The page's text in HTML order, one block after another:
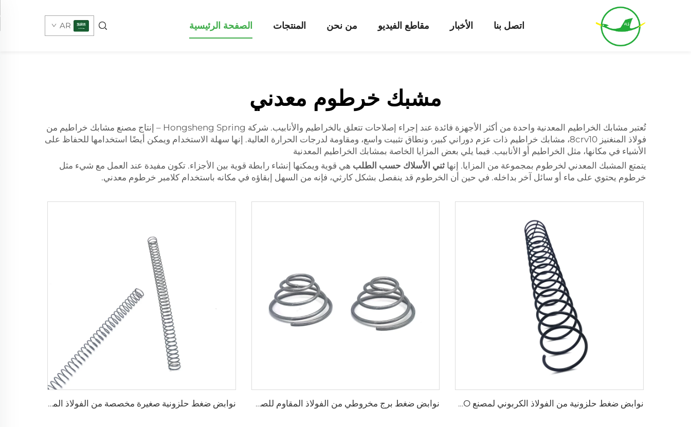
الصفحة الرئيسية المنتجات من نحن مقاطع الفيديو الأخبار اتصل بنا AR
مشبك خرطوم معدني
تُعتبر مشابك الخراطيم المعدنية واحدة من أكثر الأجهزة فائدة عند إجراء إصلاحات تتعلق بالخراطيم والأنابيب. شركة Hongsheng Spring – إنتاج مصنع مشابك خراطيم من
فولاذ المنغنيز 8crv10، مشابك خراطيم ذات عزم دوراني كبير، ونطاق تثبيت واسع، ومقاومة لدرجات الحرارة العالية. إنها سهلة الاستخدام ويمكن أيضًا استخدامها للحفاظ على
الأشياء في مكانها، مثل الخراطيم أو الأنابيب. فيما يلي بعض المزايا الخاصة بمشابك الخراطيم المعدنية
يتمتع المشبك المعدني لخرطوم بمجموعة من المزايا. إنها ثني الأسلاك حسب الطلب هي قوية ويمكنها إنشاء رابطة قوية بين الأجزاء. تكون مفيدة عند العمل مع شيء مثل
خرطوم يحتوي على ماء أو سائل آخر بداخله. في حين أن الخرطوم قد ينفصل بشكل كارثي، فإنه من السهل إبقاؤه في مكانه باستخدام كلامبر خرطوم معدني.
نوابض ضغط حلزونية من الفولاذ الكربوني لمصنع CE ISO نوابض ضغط برج مخروطي من الفولاذ المقاوم للصدأ بالجملة نوابض ضغط حلزونية صغيرة مخصصة من الفولاذ المقاوم للصدأ بالجملة